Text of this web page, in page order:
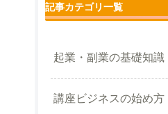
記事カテゴリ一覧
起業・副業の基礎知識
講座ビジネスの始め方